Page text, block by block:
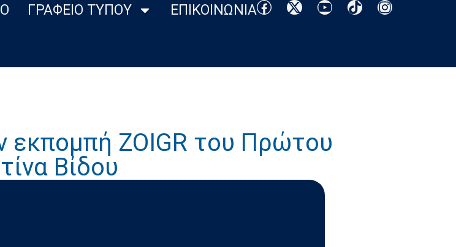
ΓΡΑΦΕΙΟ ΤΥΠΟΥ ΕΠΙΚΟΙΝΩΝΙΑ
εκπομπή ZOIGR του Πρώτου
Βίδου